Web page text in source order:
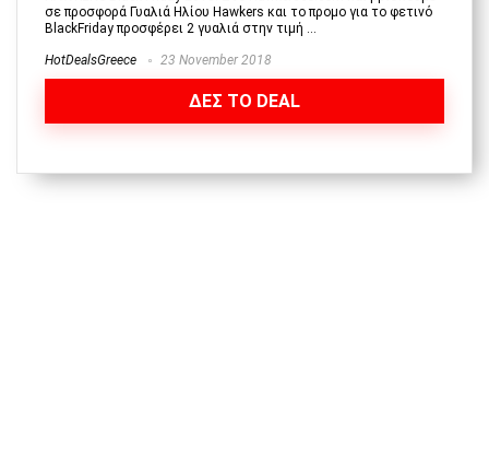
σε προσφορά Γυαλιά Ηλίου Hawkers και το προμο για το φετινό
BlackFriday προσφέρει 2 γυαλιά στην τιμή ...
HotDealsGreece 23 November 2018
ΔΕΣ ΤΟ DEAL